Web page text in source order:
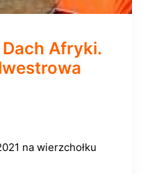
Afryki.
na wierzchołku